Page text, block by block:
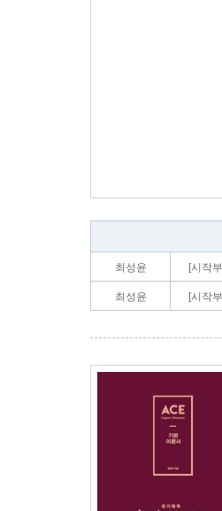
최성윤 [시작
최성윤 [시작